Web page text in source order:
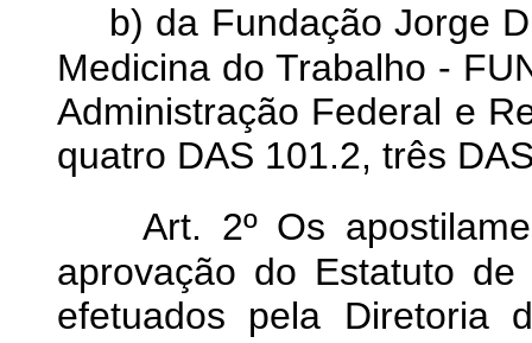
b) da Fundação Jorge
Medicina do Trabalho -
Administração Federal e
quatro DAS 101.2, três
Art. 2º Os
aprovação do Estatuto
efetuados pela Diretoria